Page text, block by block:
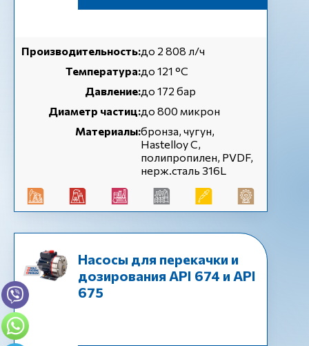
Производительность:до 2 808 л/ч
Температура:до 121 °С
Давление:до 172 бар
Диаметр частиц:до 800 микрон
Материалы:бронза, чугун,
Hastelloy C,
полипропилен, PVDF,
нерж.сталь 316L
Насосы для перекачки и
дозирования API 674 и API
675